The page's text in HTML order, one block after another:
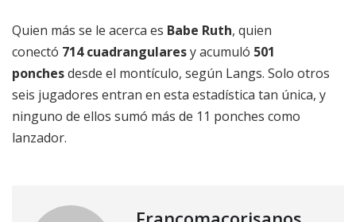
Quien más se le acerca es Babe Ruth, quien
conectó 714 cuadrangularesy acumuló 501
ponchesdesde el montículo, según Langs. Solo otros
seis jugadores entran en esta estadística tan única, y
ninguno de ellos sumó más de 11 ponches como
lanzador.